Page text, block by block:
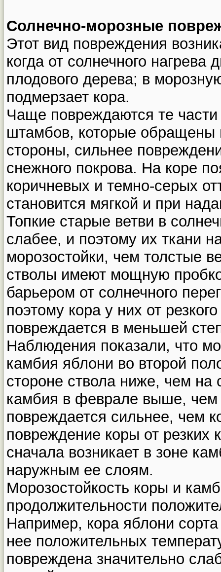
Солнечно-морозные
Этот вид повреждения
когда от солнечного нагрева
плодового дерева; в
подмерзает кора.
Чаще повреждаются те
штамбов, которые
стороны, сильнее
снежного покрова. На коре
коричневых и темно-серых
становится мягкой и при
Топкие старые ветви в
слабее, и поэтому их ткани
морозостойки, чем толстые
стволы имеют мощную
барьером от солнечного
поэтому кора у них от
повреждается в меньшей
Наблюдения показали, что
камбия яблони во второй
стороне ствола ниже, чем на
камбия в феврале выше,
повреждается сильнее, чем
повреждение коры от резких
сначала возникает в зоне
наружным ее слоям.
Морозостойкость коры и
продолжительности
Например, кора яблони
нее положительных
повреждена значительно